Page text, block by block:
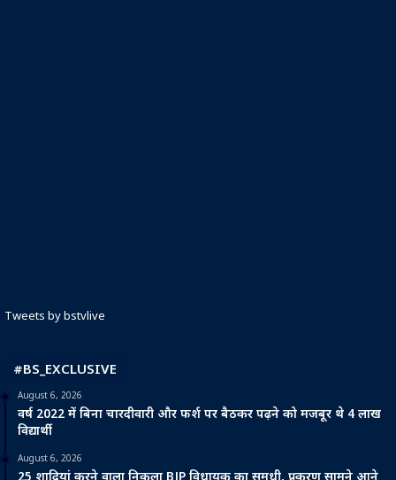
Tweets by bstvlive
#BS_EXCLUSIVE
August 6, 2026
वर्ष 2022 में बिना चारदीवारी और फर्श पर बैठकर पढ़ने को मजबूर थे 4 लाख
विद्यार्थी
August 6, 2026